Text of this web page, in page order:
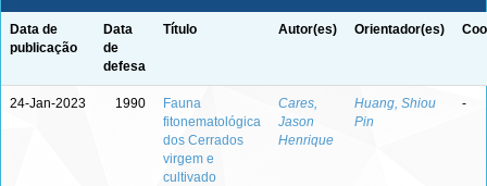
Data de
publicação
Data
de
defesa
Título Autor(es) Orientador(es)
24-Jan-2023 1990
Fauna
fitonematológica
dos Cerrados
virgem e
cultivado
Cares,
Jason
Henrique
Huang, Shiou
Pin
-